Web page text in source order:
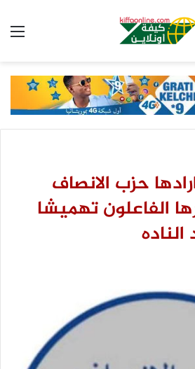
حزب الانصاف
الفاعلون تهميشا